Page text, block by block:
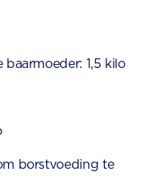
1,5 kilo
borstvoeding te